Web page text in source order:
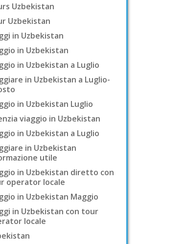
Uzbekistan
Uzbekistan
in Uzbekistan
in Uzbekistan
in Uzbekistan a Luglio
in Uzbekistan a Luglio-
in Uzbekistan Luglio
viaggio in Uzbekistan
in Uzbekistan a Luglio
in Uzbekistan
utile
in Uzbekistan diretto con
operator locale
in Uzbekistan Maggio
in Uzbekistan con tour
locale